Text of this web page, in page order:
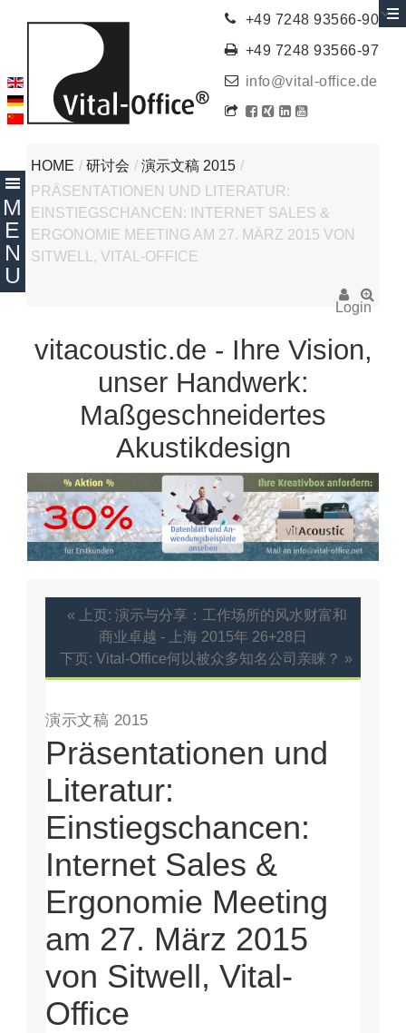
+49 7248 93566-90
+49 7248 93566-97
info@vital-office.de
HOME / 研讨会 / 演示文稿 2015 /
PRÄSENTATIONEN UND LITERATUR:
EINSTIEGSCHANCEN: INTERNET SALES &
ERGONOMIE MEETING AM 27. MÄRZ 2015 VON
SITWELL, VITAL-OFFICE
Login
vitacoustic.de - Ihre Vision,
unser Handwerk:
Maßgeschneidertes
Akustikdesign
« 上页: 演示与分享：工作场所的风水财富和
商业卓越 - 上海 2015年 26+28日
下页: Vital-Office何以被众多知名公司亲睐？ »
演示文稿 2015
Präsentationen und
Literatur:
Einstiegschancen:
Internet Sales &
Ergonomie Meeting
am 27. März 2015
von Sitwell, Vital-
Office